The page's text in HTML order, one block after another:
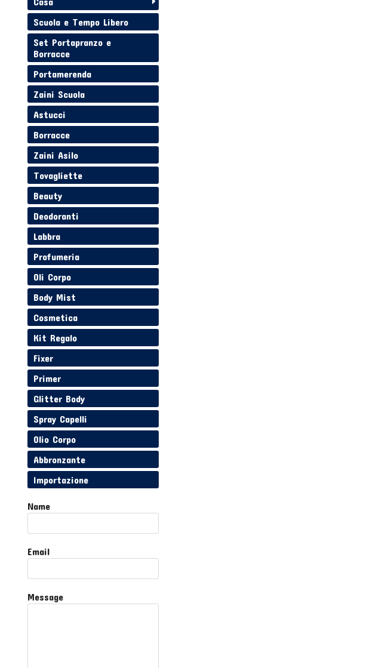
Scuola e Tempo Libero
Set Portapranzo e
Borracce
Portamerenda
Zaini Scuola
Astucci
Borracce
Zaini Asilo
Tovagliette
Beauty
Deodoranti
Labbra
Profumeria
Oli Corpo
Body Mist
Cosmetica
Kit Regalo
Fixer
Primer
Glitter Body
Spray Capelli
Olio Corpo
Abbronzante
Importazione
Name
Email
Message